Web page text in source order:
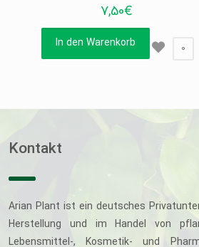
7,50€
In den Warenkorb 0
Kontakt
Arian Plant ist ein deutsches
Herstellung und im Handel von
Lebensmittel-, Kosmetik- und